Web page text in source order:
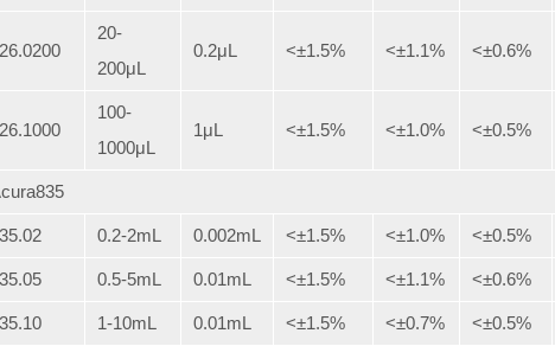
20-
200μL
0.2μL <±1.5% <±1.1% <±0.6%
100-
1000μL
1μL <±1.5% <±1.0% <±0.5%
0.2-2mL 0.002mL <±1.5% <±1.0% <±0.5%
0.5-5mL 0.01mL <±1.5% <±1.1% <±0.6%
1-10mL 0.01mL <±1.5% <±0.7% <±0.5%